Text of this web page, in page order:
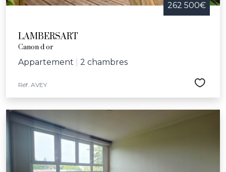
262 500€
LAMBERSART
Canon d or
Appartement 2 chambres
Réf. AVEY